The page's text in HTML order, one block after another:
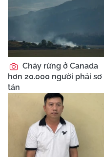
Cháy rừng ở Canada
hơn 20.000 người phải sơ
tán